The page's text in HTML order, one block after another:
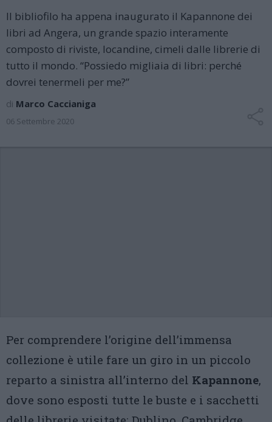
Il bibliofilo ha appena inaugurato il Kapannone dei
libri ad Angera, un grande spazio interamente
composto di riviste, locandine, cimeli dalle librerie di
tutto il mondo. “Possiedo migliaia di libri: perché
dovrei tenermeli per me?”
di Marco Caccianiga
06 Settembre 2020
Per comprendere l’origine dell’immensa
collezione è utile fare un giro in un piccolo
reparto a sinistra all’interno del Kapannone,
dove sono esposti tutte le buste e i sacchetti